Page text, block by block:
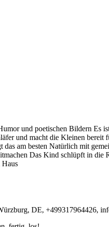
und poetischen Bildern Es
und macht die Kleinen
am besten Natürlich mit
Das Kind schlüpft in
Haus
DE, +499317964426,